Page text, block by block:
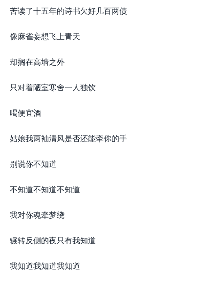
苦读了十五年的诗书欠好几百两债
像麻雀妄想飞上青天
却搁在高墙之外
只对着陋室寒舍一人独饮
喝便宜酒
姑娘我两袖清风是否还能牵你的手
别说你不知道
不知道不知道不知道
我对你魂牵梦绕
辗转反侧的夜只有我知道
我知道我知道我知道